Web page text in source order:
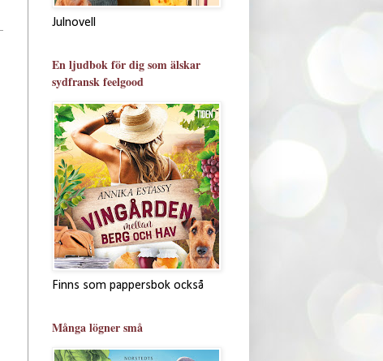
Julnovell
En ljudbok för dig som älskar
sydfransk feelgood
Finns som pappersbok också
Många lögner små